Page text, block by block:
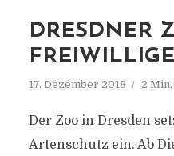
DRESDNER
17. Dezember 2018 2
Der Zoo in Dresden
Artenschutz ein. Ab